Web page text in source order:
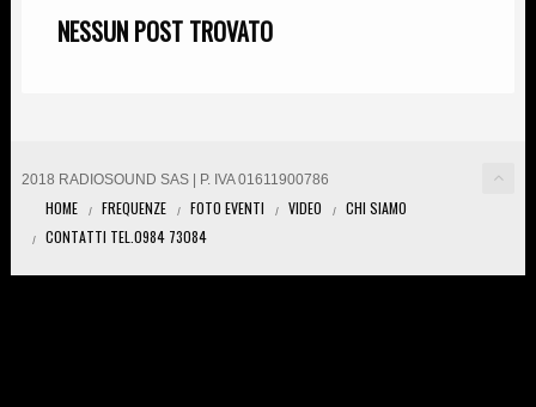
NESSUN POST TROVATO
2018 RADIOSOUND SAS | P. IVA 01611900786
HOME FREQUENZE FOTO EVENTI VIDEO
CHI SIAMO
CONTATTI TEL.0984 73084